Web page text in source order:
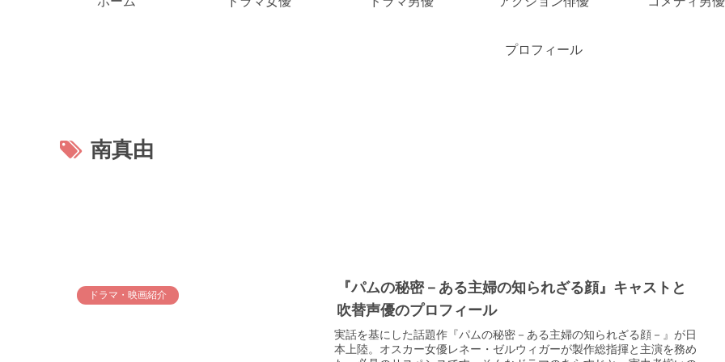
プロフィール
南真由
ドラマ・映画紹介
『パムの秘密－ある主婦の知られざる顔』キャストと
吹替声優のプロフィール
実話を基にした話題作『パムの秘密－ある主婦の知られざる顔－』が日
本上陸。オスカー女優レネー・ゼルウィガーが製作総指揮と主演を務め